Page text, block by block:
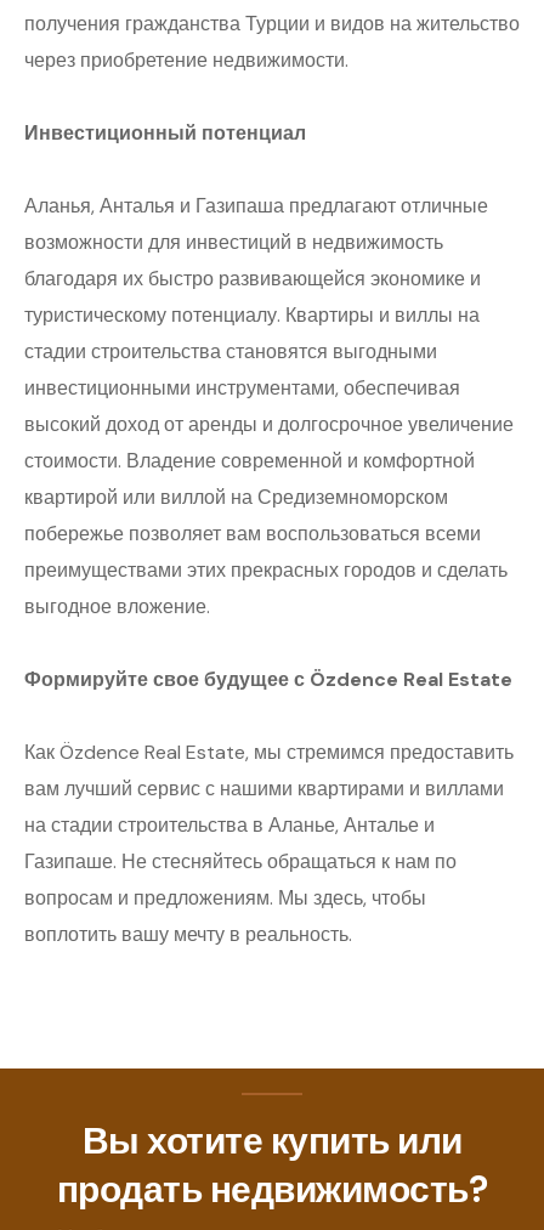
получения гражданства Турции и видов на жительство
через приобретение недвижимости.
Инвестиционный потенциал
Аланья, Анталья и Газипаша предлагают отличные
возможности для инвестиций в недвижимость
благодаря их быстро развивающейся экономике и
туристическому потенциалу. Квартиры и виллы на
стадии строительства становятся выгодными
инвестиционными инструментами, обеспечивая
высокий доход от аренды и долгосрочное увеличение
стоимости. Владение современной и комфортной
квартирой или виллой на Средиземноморском
побережье позволяет вам воспользоваться всеми
преимуществами этих прекрасных городов и сделать
выгодное вложение.
Формируйте свое будущее с Özdence Real Estate
Как Özdence Real Estate, мы стремимся предоставить
вам лучший сервис с нашими квартирами и виллами
на стадии строительства в Аланье, Анталье и
Газипаше. Не стесняйтесь обращаться к нам по
вопросам и предложениям. Мы здесь, чтобы
воплотить вашу мечту в реальность.
Вы хотите купить или
продать недвижимость?